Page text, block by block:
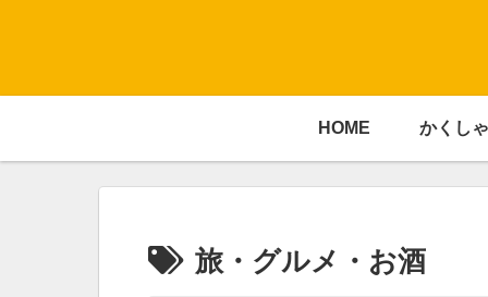
HOME かくし
旅・グルメ・お酒